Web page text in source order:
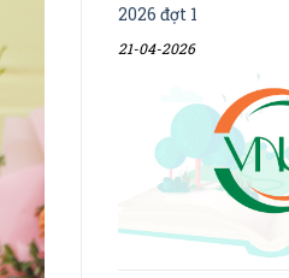
2026 đợt 1
21-04-2026